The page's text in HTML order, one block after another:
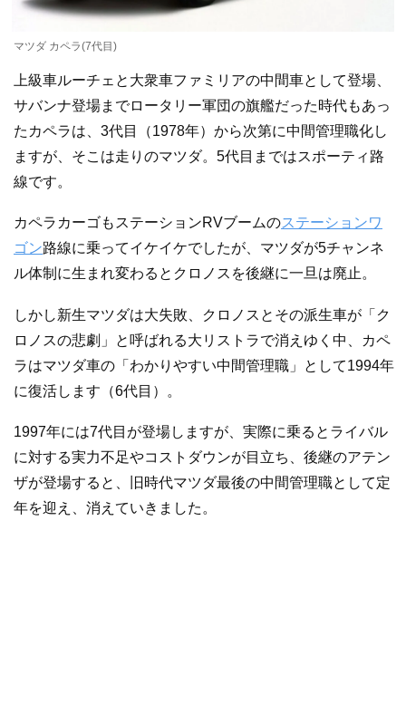
マツダ カペラ(7代目)
上級車ルーチェと大衆車ファミリアの中間車として登場、
サバンナ登場までロータリー軍団の旗艦だった時代もあっ
たカペラは、3代目（1978年）から次第に中間管理職化し
ますが、そこは走りのマツダ。5代目まではスポーティ路
線です。
カペラカーゴもステーションRVブームのステーションワ
ゴン路線に乗ってイケイケでしたが、マツダが5チャンネ
ル体制に生まれ変わるとクロノスを後継に一旦は廃止。
しかし新生マツダは大失敗、クロノスとその派生車が「ク
ロノスの悲劇」と呼ばれる大リストラで消えゆく中、カペ
ラはマツダ車の「わかりやすい中間管理職」として1994年
に復活します（6代目）。
1997年には7代目が登場しますが、実際に乗るとライバル
に対する実力不足やコストダウンが目立ち、後継のアテン
ザが登場すると、旧時代マツダ最後の中間管理職として定
年を迎え、消えていきました。